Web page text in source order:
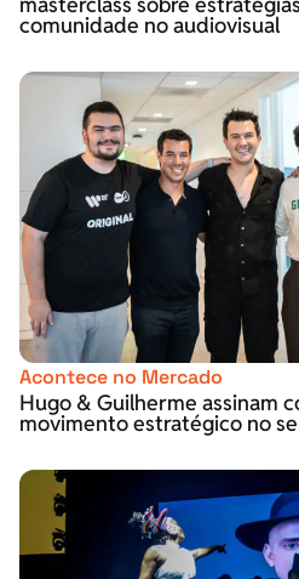
comunidade no audiovisual
Acontece no Mercado
Hugo & Guilherme assinam
movimento estratégico no